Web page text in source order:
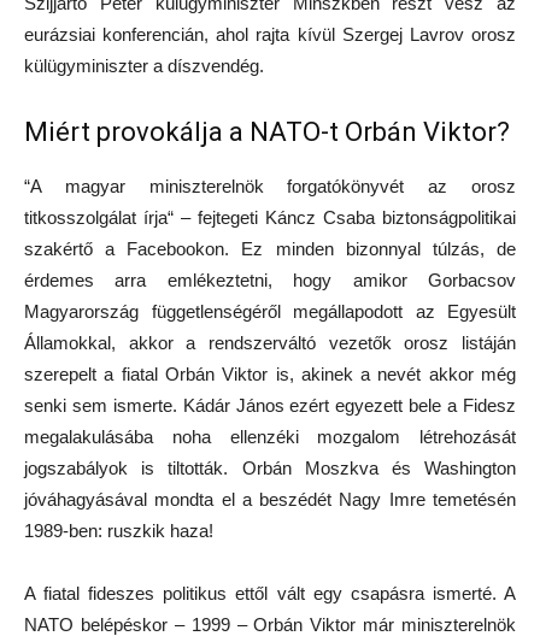
eurázsiai konferencián, ahol rajta kívül Szergej Lavrov orosz
külügyminiszter a díszvendég.
Miért provokálja a NATO-t Orbán Viktor?
“A magyar miniszterelnök forgatókönyvét az orosz
titkosszolgálat írja“ – fejtegeti Káncz Csaba biztonságpolitikai
szakértő a Facebookon. Ez minden bizonnyal túlzás, de
érdemes arra emlékeztetni, hogy amikor Gorbacsov
Magyarország függetlenségéről megállapodott az Egyesült
Államokkal, akkor a rendszerváltó vezetők orosz listáján
szerepelt a fiatal Orbán Viktor is, akinek a nevét akkor még
senki sem ismerte. Kádár János ezért egyezett bele a Fidesz
megalakulásába noha ellenzéki mozgalom létrehozását
jogszabályok is tiltották. Orbán Moszkva és Washington
jóváhagyásával mondta el a beszédét Nagy Imre temetésén
1989-ben: ruszkik haza!
A fiatal fideszes politikus ettől vált egy csapásra ismerté. A
NATO belépéskor – 1999 – Orbán Viktor már miniszterelnök